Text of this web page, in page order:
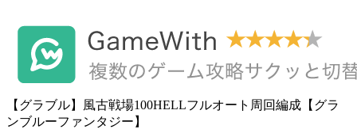
【グラブル】風古戦場100HELLフルオート周回編成【グラ
ンブルーファンタジー】